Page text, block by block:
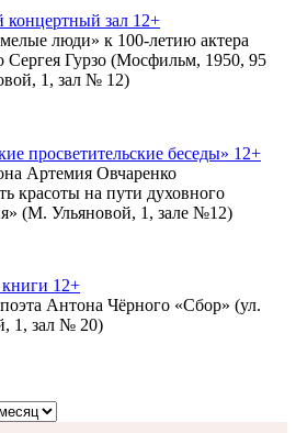
концертный зал 12+
люди» к 100-летию актера
Сергея Гурзо (Мосфильм, 1950, 95
1, зал № 12)
просветительские беседы» 12+
Артемия Овчаренко
красоты на пути духовного
(М. Ульяновой, 1, зале №12)
12+
Антона Чёрного «Сбор» (ул.
1, зал № 20)